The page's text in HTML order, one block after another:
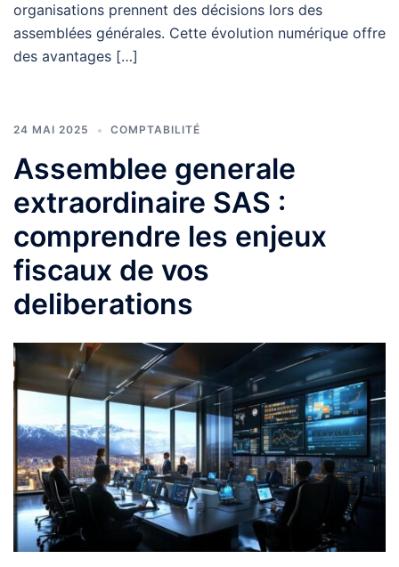
organisations prennent des décisions lors des
assemblées générales. Cette évolution numérique offre
des avantages […]
24 MAI 2025 COMPTABILITÉ
Assemblee generale
extraordinaire SAS :
comprendre les enjeux
fiscaux de vos
deliberations